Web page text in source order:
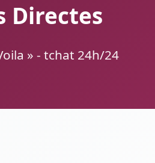
Directes
» - tchat 24h/24